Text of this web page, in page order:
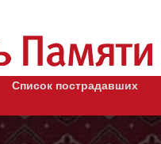
Список пострадавших